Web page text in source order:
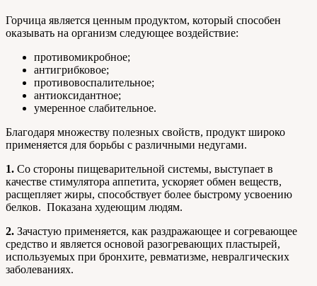
Горчица является ценным продуктом, который способен
оказывать на организм следующее воздействие:
противомикробное;
антигрибковое;
противовоспалительное;
антиоксидантное;
умеренное слабительное.
Благодаря множеству полезных свойств, продукт широко
применяется для борьбы с различными недугами.
1. Со стороны пищеварительной системы, выступает в
качестве стимулятора аппетита, ускоряет обмен веществ,
расщепляет жиры, способствует более быстрому усвоению
белков. Показана худеющим людям.
2. Зачастую применяется, как раздражающее и согревающее
средство и является основой разогревающих пластырей,
используемых при бронхите, ревматизме, невралгических
заболеваниях.